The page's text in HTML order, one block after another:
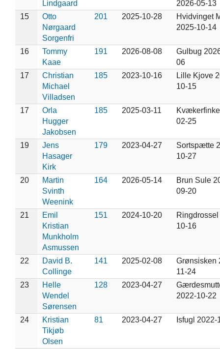
Lindgaard
2026-05-13
15
Otto
Nørgaard
Sorgenfri
201 2025-10-28
Hvidvinget
2025-10-14
16
Tommy
Kaae
191 2026-08-08
Gulbug
06
17
Christian
Michael
Villadsen
185 2023-10-16
Lille Kjove
10-15
17
Orla
Hugger
Jakobsen
185 2025-03-11
02-25
19
Jens
Hasager
Kirk
179 2023-04-27
Sortspætte
10-27
20
Martin
Svinth
Weenink
164 2026-05-14
Brun Sule
09-20
21
Emil
Kristian
Munkholm
Asmussen
151 2024-10-20
10-16
22
David B.
Collinge
141 2025-02-08
Grønsisken
11-24
23
Helle
Wendel
Sørensen
128 2023-04-27
2022-10-22
24
Kristian
Tikjøb
Olsen
81 2023-04-27 Isfugl 2022-